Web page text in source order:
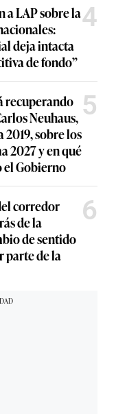
a LAP sobre la
deja intacta
de fondo”
4
recuperando
Neuhaus,
sobre los
2027 y en qué
el Gobierno
5
corredor
de la
de sentido
parte de la
6